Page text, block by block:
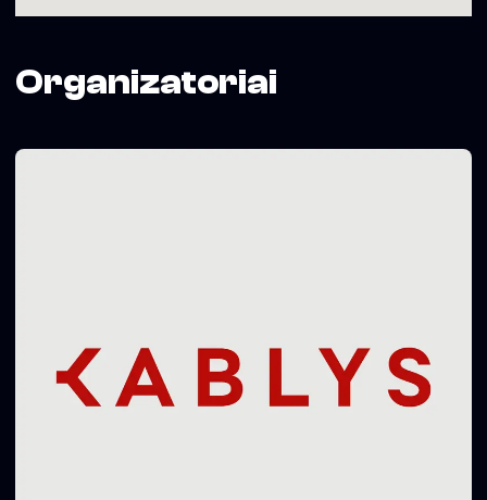
Organizatoriai